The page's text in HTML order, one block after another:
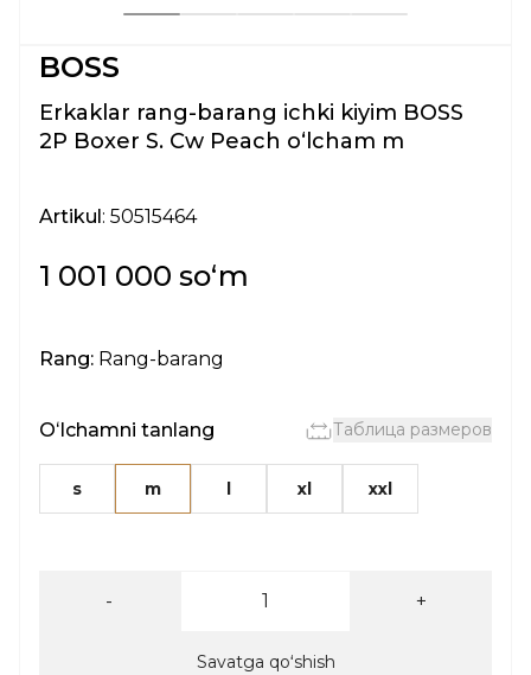
BOSS
Erkaklar rang-barang ichki kiyim BOSS
2P Boxer S. Cw Peach oʻlcham m
Artikul: 50515464
1 001 000 soʻm
Rang: Rang-barang
Oʻlchamni tanlang Таблица размеров
s m l xl xxl
- +
Savatga qoʻshish